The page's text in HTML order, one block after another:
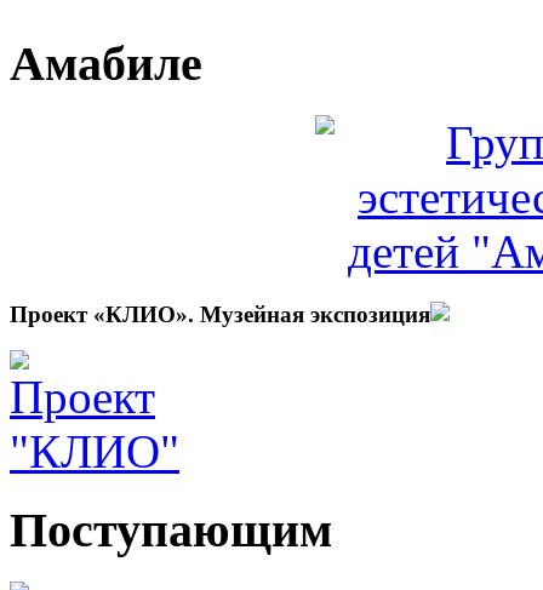
Амабиле
Проект «КЛИО». Музейная экспозиция
Поступающим